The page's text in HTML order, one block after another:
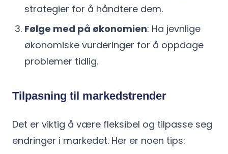
strategier for å håndtere dem.
Følge med på økonomien: Ha jevnlige
økonomiske vurderinger for å oppdage
problemer tidlig.
Tilpasning til markedstrender
Det er viktig å være fleksibel og tilpasse seg
endringer i markedet. Her er noen tips: